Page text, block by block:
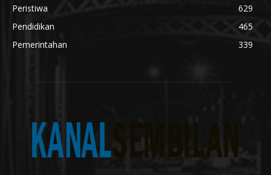
Peristiwa
629
Pendidikan
465
Pemerintahan
339